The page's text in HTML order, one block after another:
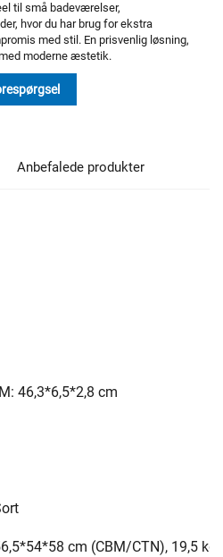
til små badeværelser,
hvor du har brug for ekstra
med stil. En prisvenlig løsning,
moderne æstetik.
Anbefalede produkter
46,3*6,5*2,8 cm
cm (CBM/CTN), 19,5 kg